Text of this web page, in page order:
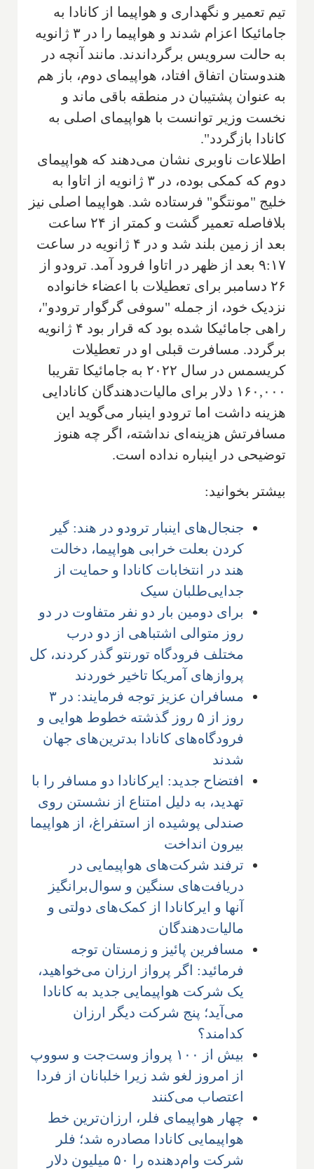
تیم تعمیر و نگهداری و هواپیما از کانادا به
جامائیکا اعزام شدند و هواپیما را در ۳ ژانویه
به حالت سرویس برگرداندند. مانند آنچه در
هندوستان اتفاق افتاد، هواپیمای دوم، باز هم
به عنوان پشتیبان در منطقه باقی ماند و
نخست وزیر توانست با هواپیمای اصلی به
کانادا بازگردد".
اطلاعات ناوبری نشان می‌دهند که هواپیمای
دوم که کمکی بوده، در ۳ ژانویه از اتاوا به
خلیج "مونتگو" فرستاده شد. هواپیما اصلی نیز
بلافاصله تعمیر گشت و کمتر از ۲۴ ساعت
بعد از زمین بلند شد و در ۴ ژانویه در ساعت
۹:۱۷ بعد از ظهر در اتاوا فرود آمد. ترودو از
۲۶ دسامبر برای تعطیلات با اعضاء خانواده
نزدیک خود، از جمله "سوفی گرگوار ترودو"،
راهی جامائیکا شده بود که قرار بود ۴ ژانویه
برگردد. مسافرت قبلی او در تعطیلات
کریسمس در سال ۲۰۲۲ به جامائیکا تقریبا
۱۶۰,۰۰۰ دلار برای مالیات‌دهندگان کانادایی
هزینه داشت اما ترودو اینبار می‌گوید این
مسافرتش هزینه‌ای نداشته، اگر چه هنوز
توضیحی در اینباره نداده است.
بیشتر بخوانید:
جنجال‌های اینبار ترودو در هند: گیر
کردن بعلت خرابی هواپیما، دخالت
هند در انتخابات کانادا و حمایت از
جدایی‌طلبان سیک
برای دومین بار دو نفر متفاوت در دو
روز متوالی اشتباهی از دو درب
مختلف فرودگاه تورنتو گذر کردند، کل
پروازهای آمریکا تاخیر خوردند
مسافران عزیز توجه فرمایند: در ۳
روز از ۵ روز گذشته خطوط هوایی و
فرودگاه‌های کانادا بدترین‌های جهان
شدند
افتضاح جدید: ایرکانادا دو مسافر را با
تهدید، به دلیل امتناع از نشستن روی
صندلی پوشیده از استفراغ، از هواپیما
بیرون انداخت
ترفند شرکت‌های هواپیمایی در
دریافت‌های سنگین و سوال‌برانگیز
آنها و ایرکانادا از کمک‌های دولتی و
مالیات‌دهندگان
مسافرین پائیز و زمستان توجه
فرمائید: اگر پرواز ارزان می‌خواهید،
یک شرکت هواپیمایی جدید به کانادا
می‌آید؛ پنج شرکت دیگر ارزان
کدامند؟
بیش از ۱۰۰ پرواز وست‌جت و سووپ
از امروز لغو شد زیرا خلبانان از فردا
اعتصاب می‌کنند
چهار هواپیمای فلر، ارزان‌ترین خط
هواپیمایی کانادا مصادره شد؛ فلر
شرکت وام‌دهنده را ۵۰ میلیون دلار